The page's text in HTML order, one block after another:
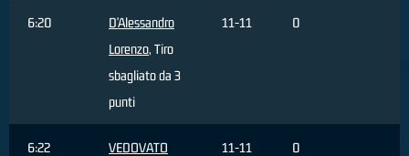
6:20
D'Alessandro
Lorenzo, Tiro
sbagliato da 3
punti
11-11 0
6:22
VEDOVATO
11-11 0